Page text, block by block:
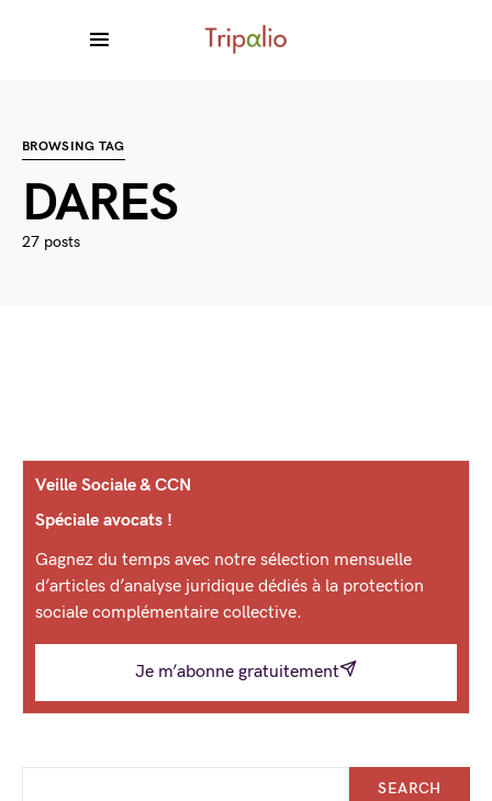
BROWSING TAG
DARES
27 posts
Veille Sociale & CCN
Spéciale avocats !
Gagnez du temps avec notre sélection mensuelle
d’articles d’analyse juridique dédiés à la protection
sociale complémentaire collective.
Je m’abonne gratuitement
SEARCH